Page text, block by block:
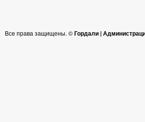
Все права защищены. ©Гордали |